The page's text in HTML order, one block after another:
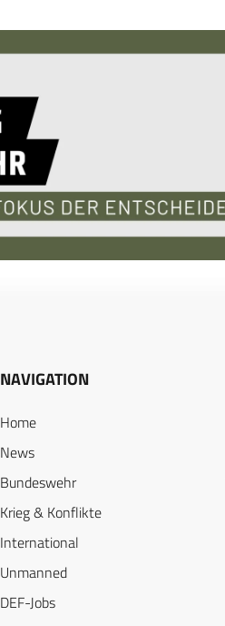
NAVIGATION
Home
News
Bundeswehr
Krieg & Konflikte
International
Unmanned
DEF-Jobs